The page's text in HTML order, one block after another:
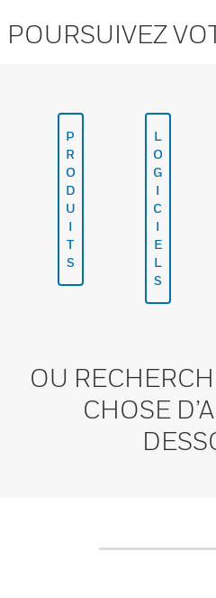
POURSUIVEZ
P
R
O
D
U
I
T
S
L
O
G
I
C
I
E
L
S
OU
CHOSE